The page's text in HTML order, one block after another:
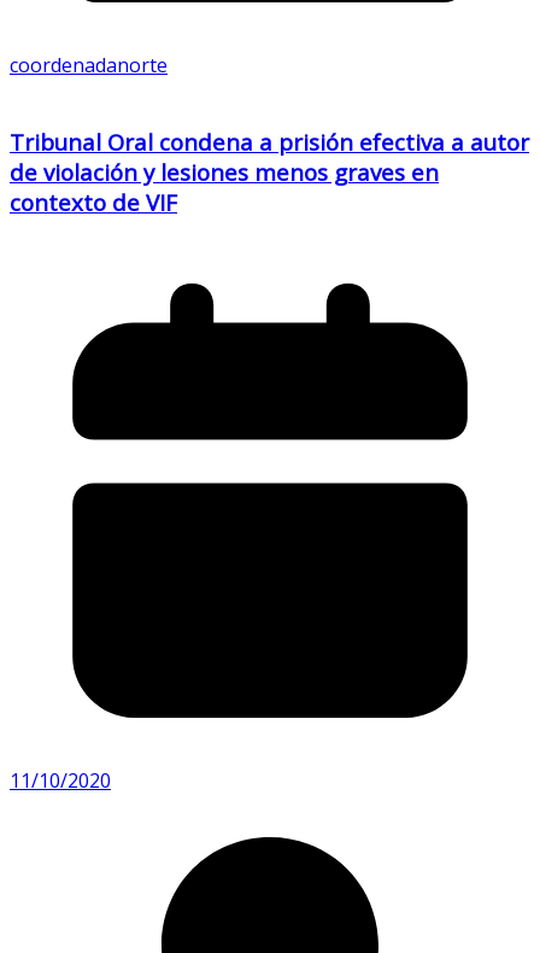
coordenadanorte
Tribunal Oral condena a prisión efectiva a autor
de violación y lesiones menos graves en
contexto de VIF
11/10/2020